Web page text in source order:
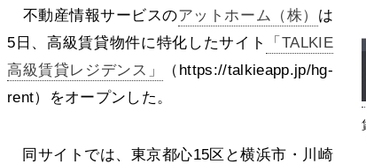
不動産情報サービスのアットホーム（株） は
5日、高級賃貸物件に特化したサイト
「TALKIE
高級賃貸レジデンス」
（https://talkieapp.jp/hg-
rent）をオープンした。
同サイトでは、東京都心15区と横浜市・川崎